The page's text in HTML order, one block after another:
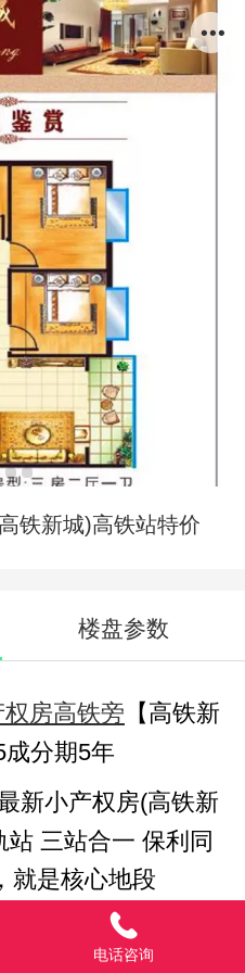
铁新城)高铁站特价
楼盘参数
房高铁旁 【高铁新
分期5年
新小产权房(高铁新
三站合一 保利同
就是核心地段
枢纽：三站合一 无
已通车）穗莞深城
电话咨询